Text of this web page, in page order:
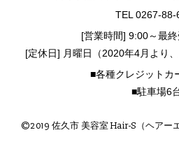
TEL 0267-88-
[営業時間] 9:00～最
[定休日] 月曜日（2020年4月より
■各種クレジット
■駐車場6
©2019 佐久市 美容室 Hair-S（ヘア